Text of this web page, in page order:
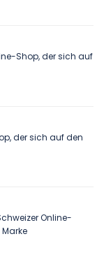
Shop, der sich auf
der sich auf den
Online-